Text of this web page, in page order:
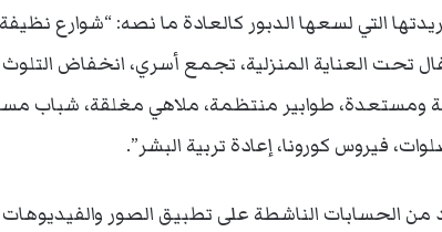
التي لسعها الدبور كالعادة ما نصه: “شوارع
طوابير منتظمة، ملاهي مغلقة، شباب مسؤول،
فيروس كورونا، إعادة تربية البشر”.
من الحسابات الناشطة على تطبيق الصور